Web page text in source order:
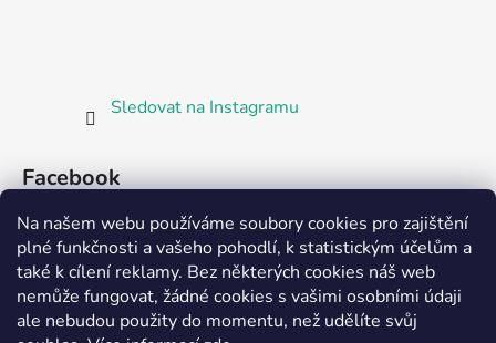
Na našem webu používáme soubory cookies pro zajištění
plné funkčnosti a vašeho pohodlí, k statistickým účelům a
také k cílení reklamy. Bez některých cookies náš web
nemůže fungovat, žádné cookies s vašimi osobními údaji
ale nebudou použity do momentu, než udělíte svůj
Sledovat na Instagramu
Facebook
Partnerská prodejna Barefoot Plzeň